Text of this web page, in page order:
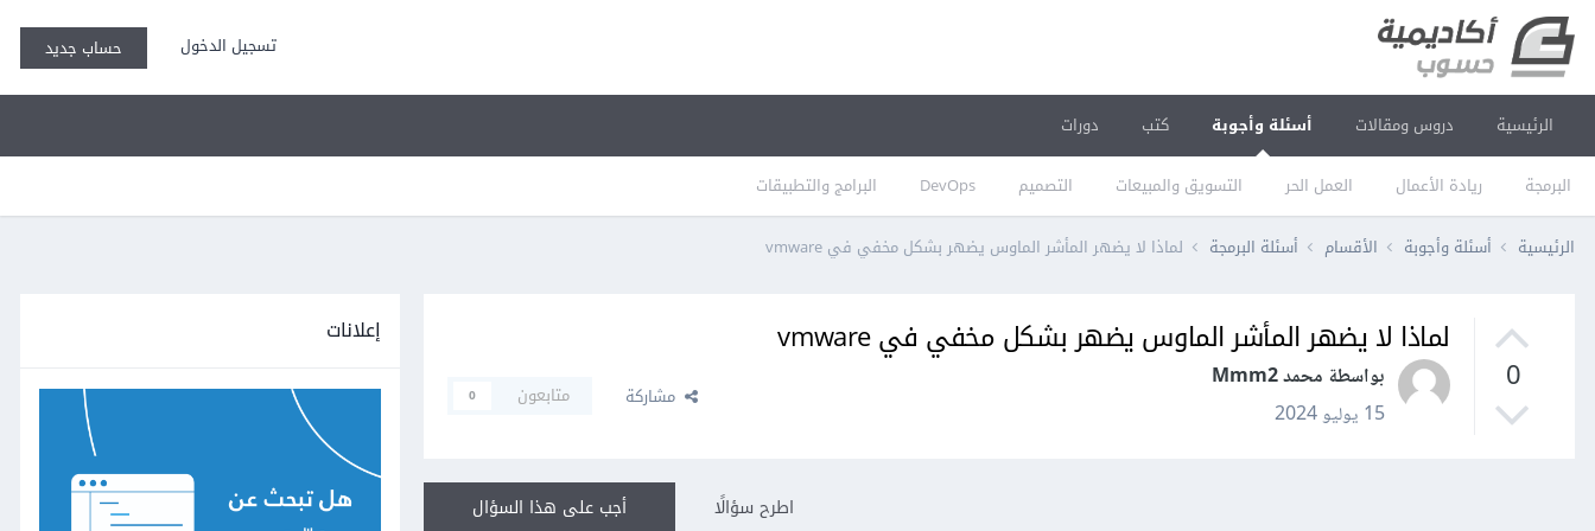
تسجيل الدخول حساب جديد
الرئيسية دروس ومقالات أسئلة وأجوبة
البرمجة ريادة الأعمال العمل الحر التسويق والمبيعات التصميم DevOps البرامج والتطبيقات
كتب دورات
الرئيسية أسئلة وأجوبة الأقسام أسئلة البرمجة لماذا لا يضهر المأشر الماوس يضهر بشكل مخفي في vmware
0
لماذا لا يضهر المأشر الماوس يضهر بشكل مخفي في vmware
بواسطة محمد Mmm2
15 يوليو 2024
مشاركة متابعون 0
أجب على هذا السؤال اطرح سؤالًا
إعلانات